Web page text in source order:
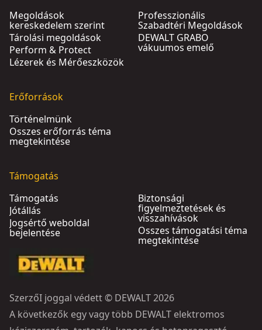
Megoldások
kereskedelem szerint
Tárolási megoldások
Perform & Protect
Lézerek és Mérőeszközök
Professzionális
Szabadtéri Megoldások
DEWALT GRABO
vákuumos emelő
Erőforrások
Történelmünk
Összes erőforrás téma
megtekintése
Támogatás
Támogatás
Jótállás
Jogsértő weboldal
bejelentése
Biztonsági
figyelmeztetések és
visszahívások
Összes támogatási téma
megtekintése
SzerzőI joggal védett © DEWALT 2026
A következők egy vagy több DEWALT elektromos